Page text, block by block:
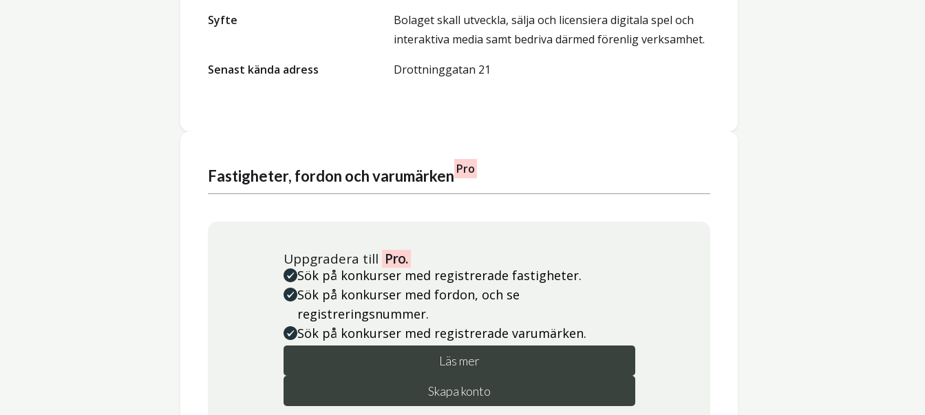
Syfte
Bolaget skall utveckla, sälja och licensiera digitala spel och
interaktiva media samt bedriva därmed förenlig verksamhet.
Senast kända adress
Drottninggatan 21
Fastigheter, fordon och varumärken Pro
Uppgradera till Pro.
Sök på konkurser med registrerade fastigheter.
Sök på konkurser med fordon, och se
registreringsnummer.
Sök på konkurser med registrerade varumärken.
Läs mer
Skapa konto